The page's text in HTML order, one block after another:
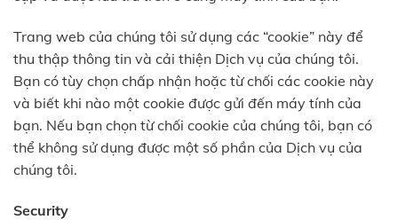
Trang web của chúng tôi sử dụng các “cookie” này để
thu thập thông tin và cải thiện Dịch vụ của chúng tôi.
Bạn có tùy chọn chấp nhận hoặc từ chối các cookie này
và biết khi nào một cookie được gửi đến máy tính của
bạn. Nếu bạn chọn từ chối cookie của chúng tôi, bạn có
thể không sử dụng được một số phần của Dịch vụ của
chúng tôi.
Security